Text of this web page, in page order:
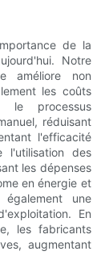
de la
Notre
améliore non
les coûts
le processus
réduisant
l'efficacité
l'utilisation des
les dépenses
en énergie et
une
En
les fabricants
augmentant